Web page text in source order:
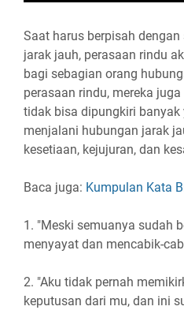
Saat harus berpisah
jarak jauh, perasaan rindu
bagi sebagian orang
perasaan rindu, mereka
tidak bisa dipungkiri
menjalani hubungan jarak
kesetiaan, kejujuran, dan
Baca juga: Kumpulan Kata
1. "Meski semuanya sudah
menyayat dan mencabik-
2. "Aku tidak pernah
keputusan dari mu, dan ini